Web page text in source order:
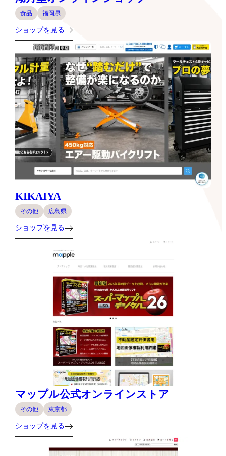
食品 福岡県
ショップを見る
KIKAIYA
その他 広島県
ショップを見る
マップル公式オンラインストア
その他 東京都
ショップを見る